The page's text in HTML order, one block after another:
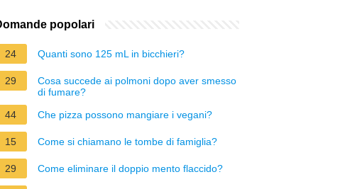
popolari
24 Quanti sono 125 mL in bicchieri?
29
Cosa succede ai polmoni dopo aver smesso
di fumare?
44
Che pizza possono mangiare i vegani?
15 Come si chiamano le tombe di famiglia?
29 Come eliminare il doppio mento flaccido?